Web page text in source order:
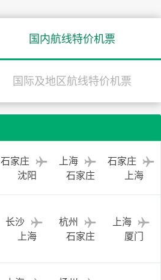
国内航线特价机票
国际及地区航线特价机票
石家庄
沈阳
上海
石家庄
石家庄
上海
长沙
上海
杭州
石家庄
上海
厦门